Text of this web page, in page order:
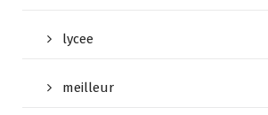
lycee
meilleur